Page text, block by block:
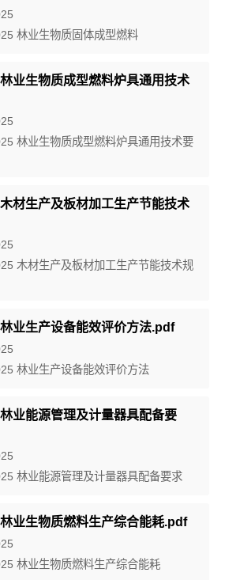
林业生物质固体成型燃料
业生物质成型燃料炉具通用技术
林业生物质成型燃料炉具通用技术要
材生产及板材加工生产节能技术
木材生产及板材加工生产节能技术规
业生产设备能效评价方法.pdf
林业生产设备能效评价方法
业能源管理及计量器具配备要
林业能源管理及计量器具配备要求
业生物质燃料生产综合能耗.pdf
林业生物质燃料生产综合能耗